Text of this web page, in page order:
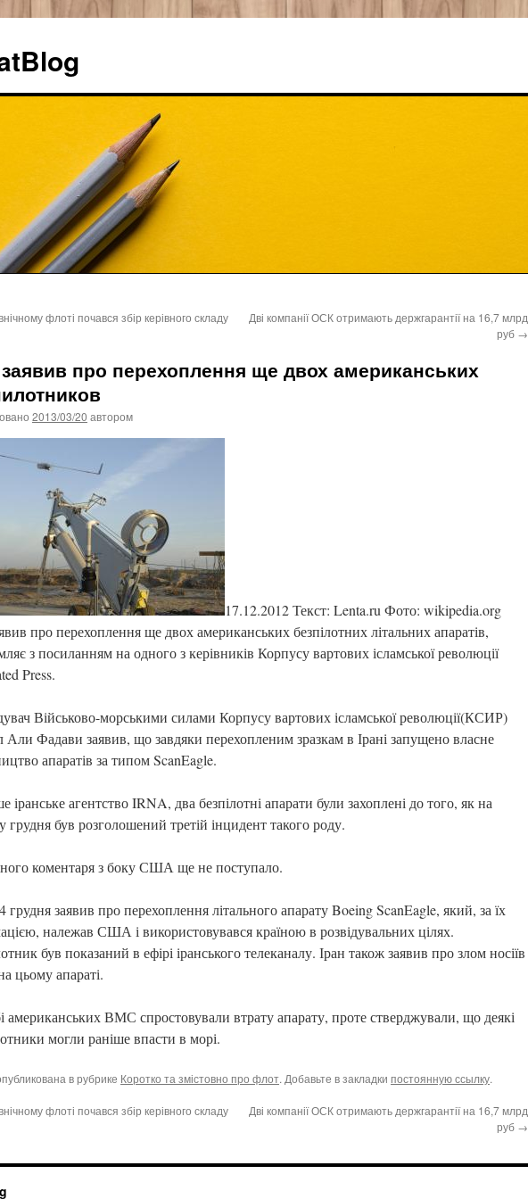
флоті почався збір керівного складу
Дві компанії ОСК отримають держгарантії на 16,7 млрд
руб →
заявив про перехоплення ще двох американських
2013/03/20 автором
17.12.2012 Текст: Lenta.ru Фото: wikipedia.org
про перехоплення ще двох американських безпілотних літальних апаратів,
з посиланням на одного з керівників Корпусу вартових ісламської революції
Press.
Військово-морськими силами Корпусу вартових ісламської революції(КСИР)
Али Фадави заявив, що завдяки перехопленим зразкам в Ірані запущено власне
апаратів за типом ScanEagle.
іранське агентство IRNA, два безпілотні апарати були захоплені до того, як на
грудня був розголошений третій інцидент такого роду.
коментаря з боку США ще не поступало.
заявив про перехоплення літального апарату Boeing ScanEagle, який, за їх
належав США і використовувався країною в розвідувальних цілях.
був показаний в ефірі іранського телеканалу. Іран також заявив про злом носіїв
цьому апараті.
американських ВМС спростовували втрату апарату, проте стверджували, що деякі
могли раніше впасти в морі.
в рубрике Коротко та змістовно про флот. Добавьте в закладки постоянную ссылку.
флоті почався збір керівного складу
Дві компанії ОСК отримають держгарантії на 16,7 млрд
руб →